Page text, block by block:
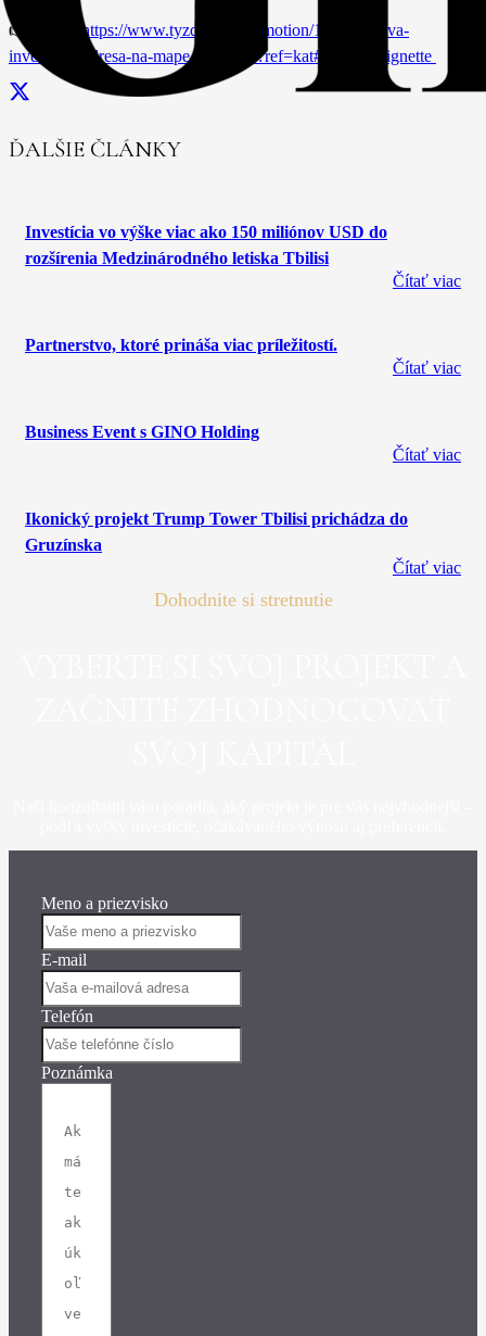
👉 Zdroj:
https://www.tyzden.sk/promotion/135293/nova-
investicna-adresa-na-mape-kaukazu/?ref=kat#google_vignette
ĎALŠIE ČLÁNKY
Investícia vo výške viac ako 150 miliónov USD do
rozšírenia Medzinárodného letiska Tbilisi
Čítať viac
Partnerstvo, ktoré prináša viac príležitostí.
Čítať viac
Business Event s GINO Holding
Čítať viac
Ikonický projekt Trump Tower Tbilisi prichádza do
Gruzínska
Čítať viac
Dohodnite si stretnutie
Meno a priezvisko
E-mail
Telefón
Poznámka